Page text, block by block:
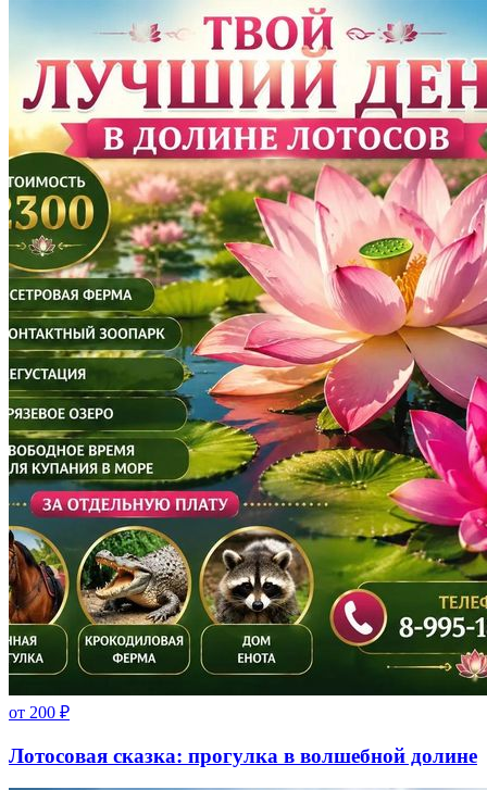
от 200 ₽
Лотосовая сказка: прогулка в волшебной долине